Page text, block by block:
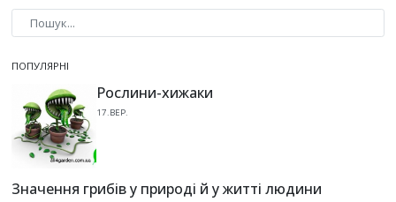
ПОПУЛЯРНІ
Рослини-хижаки
17.ВЕР.
Значення грибів у природі й у житті людини